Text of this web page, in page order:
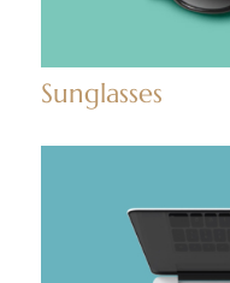
Sunglasses